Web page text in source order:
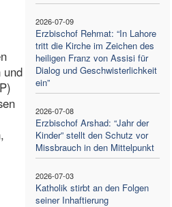
2026-07-09
Erzbischof Rehmat: “In Lahore
tritt die Kirche im Zeichen des
heiligen Franz von Assisi für
Dialog und Geschwisterlichkeit
ein”
2026-07-08
Erzbischof Arshad: “Jahr der
Kinder” stellt den Schutz vor
Missbrauch in den Mittelpunkt
2026-07-03
Katholik stirbt an den Folgen
seiner Inhaftierung
und